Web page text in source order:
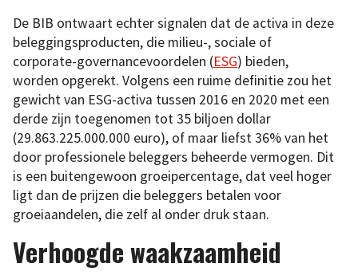
De BIB ontwaart echter signalen dat de activa in deze
beleggingsproducten, die milieu-, sociale of
corporate-governancevoordelen (ESG) bieden,
worden opgerekt. Volgens een ruime definitie zou het
gewicht van ESG-activa tussen 2016 en 2020 met een
derde zijn toegenomen tot 35 biljoen dollar
(29.863.225.000.000 euro), of maar liefst 36% van het
door professionele beleggers beheerde vermogen. Dit
is een buitengewoon groeipercentage, dat veel hoger
ligt dan de prijzen die beleggers betalen voor
groeiaandelen, die zelf al onder druk staan.
Verhoogde waakzaamheid